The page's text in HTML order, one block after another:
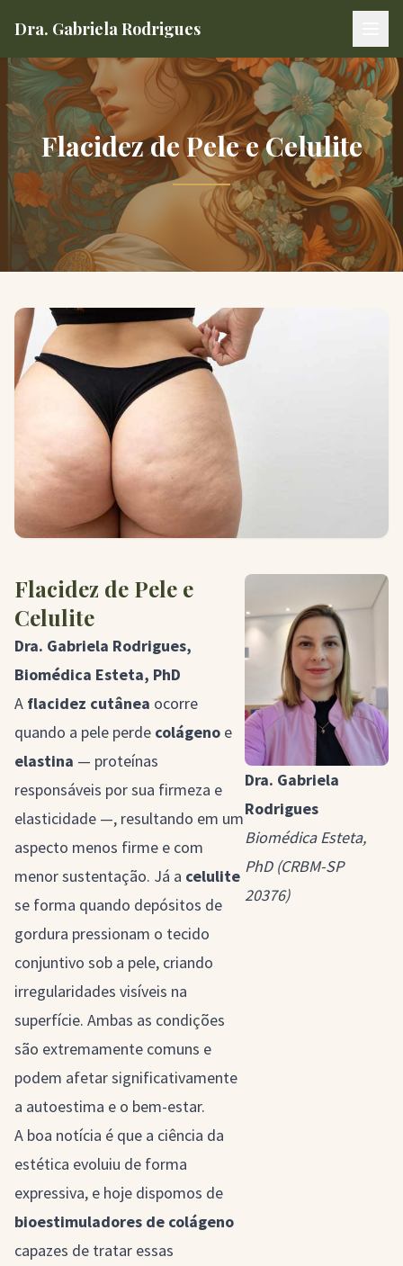
Clínica de Estética Dra. Gabriela Rodrigues
Dra. Gabriela Rodrigues
Flacidez de Pele e Celulite
Flacidez de Pele e
Celulite
Dra. Gabriela Rodrigues,
Biomédica Esteta, PhD
A flacidez cutânea ocorre
quando a pele perde colágeno e
elastina — proteínas
responsáveis por sua firmeza e
elasticidade —, resultando em um
aspecto menos firme e com
menor sustentação. Já a celulite
se forma quando depósitos de
gordura pressionam o tecido
conjuntivo sob a pele, criando
irregularidades visíveis na
superfície. Ambas as condições
são extremamente comuns e
podem afetar significativamente
a autoestima e o bem-estar.
A boa notícia é que a ciência da
estética evoluiu de forma
expressiva, e hoje dispomos de
bioestimuladores de colágeno
capazes de tratar essas
Dra. Gabriela
Rodrigues
Biomédica Esteta,
PhD (CRBM-SP
20376)